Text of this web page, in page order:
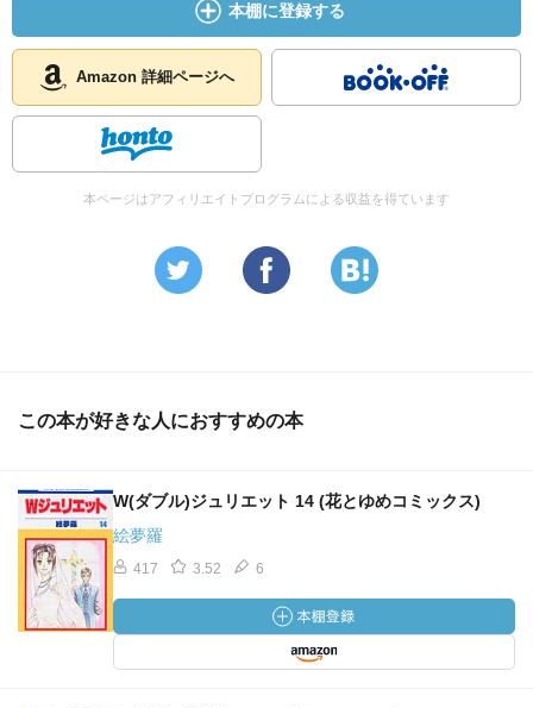
本棚に登録する
Amazon 詳細ページへ
本ページはアフィリエイトプログラムによる収益を得ています
この本が好きな人におすすめの本
W(ダブル)ジュリエット 14 (花とゆめコミックス)
絵夢羅
417 3.52 6